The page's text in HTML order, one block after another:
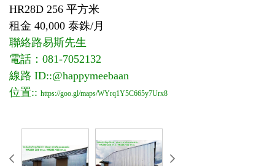
HR28D 256 平方米
租金 40,000 泰銖/月
聯絡路易斯先生
電話：081-7052132
線路 ID::@happymeebaan
位置:: https://goo.gl/maps/WYrq1Y5C665y7Urx8